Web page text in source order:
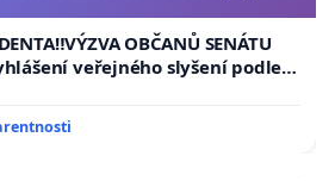
republiky
OBČANŮ SENÁTU
veřejného slyšení podle §
Senátu k návrhu na přijetí
žaloby na prezidenta